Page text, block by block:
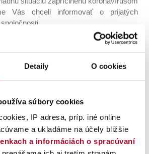
Detaily O cookies
súbory cookies
IP adresa, príp. iné online
a ukladáme na účely bližšie
a informáciách o spracúvaní
Vás chceli informovať o prijatých
úlohou je zabezpečiť plynulú a
všetky plánované a investičné práce na
V praxi to bude znamenať, že na
ak dôjde k prerušeniu dodávky
v čo najkratšom čase tak, ako to